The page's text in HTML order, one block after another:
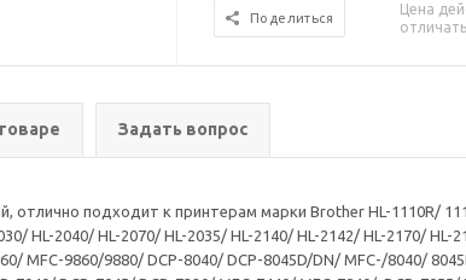
Поделиться
Цена
Задать вопрос
отлично подходит к принтерам марки Brother HL-1110R/
HL-2040/ HL-2070/ HL-2035/ HL-2140/ HL-2142/ HL-2170/ HL-
MFC-9860/9880/ DCP-8040/ DCP-8045D/DN/ MFC-/8040/